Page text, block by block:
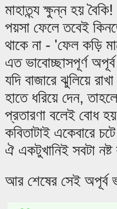
মাহাত্ন্য ক্ষুন্ন হয়
পয়সা ফেলে তবেই
থাকে না - 'ফেল কড়ি
এত ভাবোচ্ছাসপূর্ণ অপূর্ব
যদি বাজারে ঝুলিয়ে
হাতে ধরিয়ে দেন,
প্রতারণা বলেই বোধ
কবিতাটাই একেবারে
ঐ একটুখানিই সবটা
আর শেষের সেই অপূর্ব